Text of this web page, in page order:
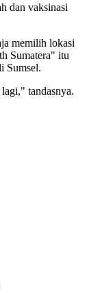
dan vaksinasi
memilih lokasi
Sumatera" itu
Sumsel.
tandasnya.